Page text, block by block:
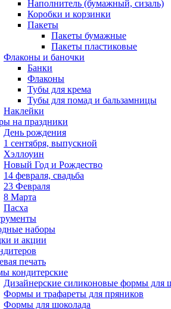
Наполнитель (бумажный, сизаль)
Коробки и корзинки
Пакеты
Пакеты бумажные
Пакеты пластиковые
Флаконы и баночки
Банки
Флаконы
Тубы для крема
Тубы для помад и бальзамницы
Наклейки
на праздники
День рождения
1 сентября, выпускной
Хэллоуин
Новый Год и Рождество
14 февраля, свадьба
23 Февраля
8 Марта
Пасха
наборы
и акции
печать
кондитерские
Дизайнерские силиконовые формы для
Формы и трафареты для пряников
Формы для шоколада